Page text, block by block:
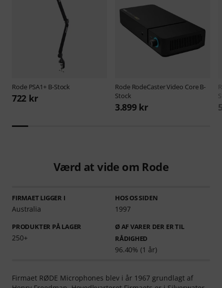
Rode PSA1+ B-Stock
722 kr
Rode RodeCaster Video Core B-
Stock
3.899 kr
Værd at vide om Rode
FIRMAET LIGGER I
Australia
HOS OS SIDEN
1997
PRODUKTER PÅ LAGER
250+
Ø AF VARER DER ER TIL
RÅDIGHED
96.40% (1 år)
Firmaet RØDE Microphones blev i år 1967 grundlagt af